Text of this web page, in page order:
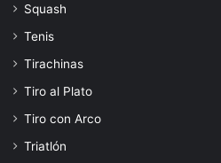
Squash
Tenis
Tirachinas
Tiro al Plato
Tiro con Arco
Triatlón